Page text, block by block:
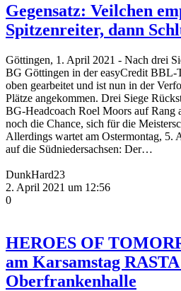
Gegensatz: Veilchen
Spitzenreiter, dann
Göttingen, 1. April 2021 - Nach drei
BG Göttingen in der easyCredit BBL-
oben gearbeitet und ist nun in der
Plätze angekommen. Drei Siege
BG-Headcoach Roel Moors auf Rang
noch die Chance, sich für die
Allerdings wartet am Ostermontag, 5.
auf die Südniedersachsen: Der…
DunkHard23
2. April 2021 um 12:56
0
HEROES OF
am Karsamstag
Oberfrankenhalle